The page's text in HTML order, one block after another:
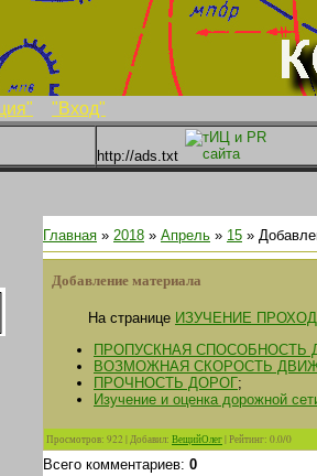
"Вход"
http://ads.txt
Главная » 2018 » Апрель » 15 »
Добавление материала
На странице ИЗУЧЕНИЕ
ПРОПУСКНАЯ СПОСОБНОСТЬ
ВОЗМОЖНАЯ СКОРОСТЬ
ПРОЧНОСТЬ ДОРОГ;
Изучение и оценка дорожной
Просмотров: 922 |Добавил: ВещийОлег|Рейтинг: 0.0/0
Всего комментариев: 0